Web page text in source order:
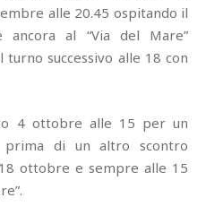
alle 20.45 ospitando il
al “Via del Mare”
successivo alle 18 con
4 ottobre alle 15 per un
prima di un altro scontro
ottobre e sempre alle 15